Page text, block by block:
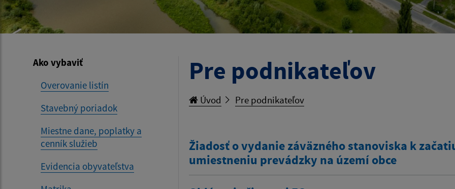
Ako vybaviť
Overovanie listín
Stavebný poriadok
Miestne dane, poplatky a
cenník služieb
Evidencia obyvateľstva
Pre podnikateľov
Úvod Pre podnikateľov
Žiadosť o vydanie záväzného stanoviska k
umiestneniu prevádzky na území obce